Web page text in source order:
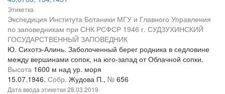
Этикетка
Экспедиция Института Ботаники МГУ и Главного Управления
по заповедникам при СНК РСФСР 1946 г. СУДЗУХИНСКИЙ
ГОСУДАРСТВЕННЫЙ ЗАПОВЕДНИК
Ю. Сихотэ-Алинь. Заболоченный берег родника в седловине
между вершинами сопок, на юго-запад от Облачной сопки.
Высота 1600 м над ур. моря
15.07.1946. Собр. Жудова П., № 656
Дата ввода этикетки 28.03.2019